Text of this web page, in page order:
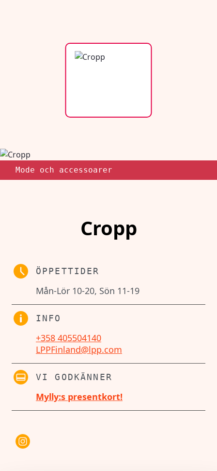
Mode och accessoarer
Cropp
ÖPPETTIDER
Mån-Lör 10-20, Sön 11-19
INFO
+358 405504140
LPPFinland@lpp.com
VI GODKÄNNER
Mylly:s presentkort!